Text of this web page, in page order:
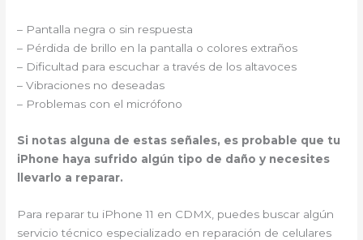
– Pantalla negra o sin respuesta
– Pérdida de brillo en la pantalla o colores extraños
– Dificultad para escuchar a través de los altavoces
– Vibraciones no deseadas
– Problemas con el micrófono
Si notas alguna de estas señales, es probable que tu
iPhone haya sufrido algún tipo de daño y necesites
llevarlo a reparar.
Para reparar tu iPhone 11 en CDMX, puedes buscar algún
servicio técnico especializado en reparación de celulares